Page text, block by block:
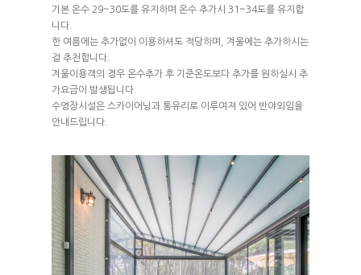
기본 온수 29~30도를 유지하며 온수 추가시 31~34도를 유지합
니다.
한 여름에는 추가없이 이용하셔도 적당하며, 겨울에는 추가하시는
걸 추천합니다.
겨울이용객의 경우 온수추가 후 기준온도보다 추가를 원하실시 추
가요금이 발생됩니다.
수영장시설은 스카이어닝과 통유리로 이루여져 있어 반야외임을
안내드립니다.